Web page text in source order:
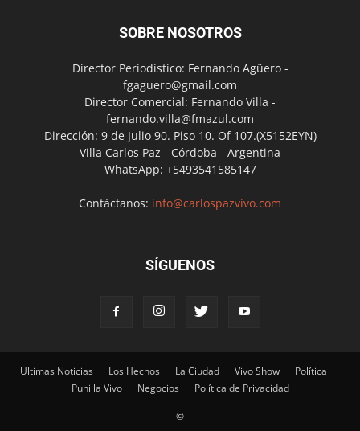
SOBRE NOSOTROS
Director Periodístico: Fernando Agüero -
fgaguero@gmail.com
Director Comercial: Fernando Villa -
fernando.villa@fmazul.com
Dirección: 9 de Julio 90. Piso 10. Of 107.(X5152EYN)
Villa Carlos Paz - Córdoba - Argentina
WhatsApp: +5493541585147
Contáctanos: info@carlospazvivo.com
SÍGUENOS
Ultimas Noticias Los Hechos La Ciudad Vivo Show
Política
Punilla Vivo
Negocios Política de Privacidad
©